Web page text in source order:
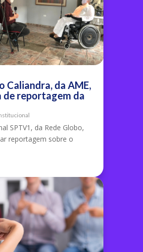
Caliandra, da AME,
de reportagem da
SPTV1, da Rede Globo,
reportagem sobre o